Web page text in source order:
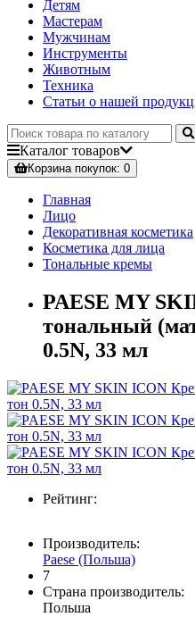
Детям
Мастерам
Мужчинам
Инструменты
Животным
Техника
Статьи о нашей
Каталог товаров
Корзинапокупок: 0
Главная
Лицо
Декоративная косметика
Косметика для лица
Тональные кремы
PAESE MY
тональный
0.5N, 33 мл
Рейтинг:
Производитель:
Paese (Польша)
7
Страна производитель:
Польша